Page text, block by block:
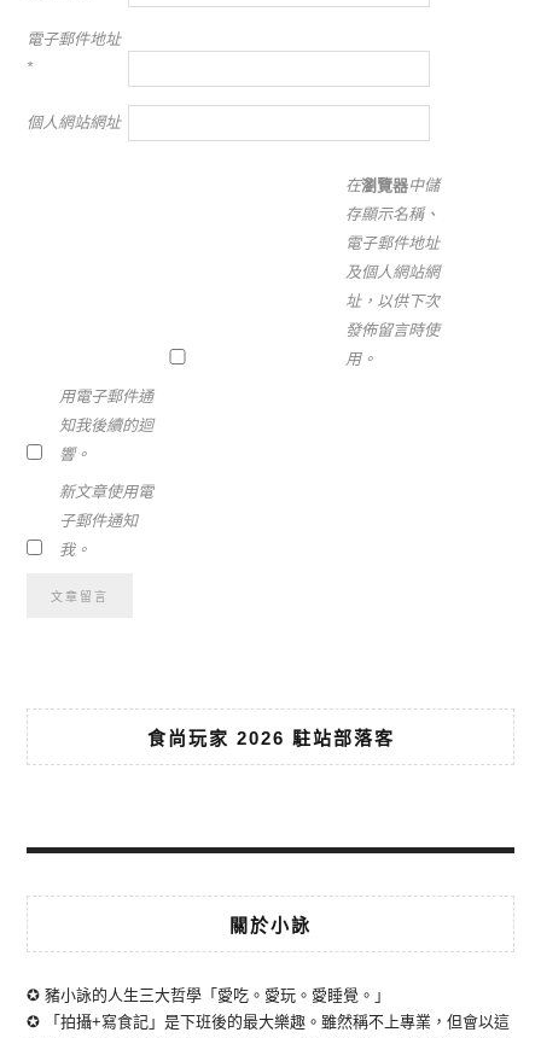
電子郵件地址
*
個人網站網址
在瀏覽器中儲
存顯示名稱、
電子郵件地址
及個人網站網
址，以供下次
發佈留言時使
用。
用電子郵件通
知我後續的迴
響。
新文章使用電
子郵件通知
我。
食尚玩家 2026 駐站部落客
關於小詠
✪ 豬小詠的人生三大哲學「愛吃。愛玩。愛睡覺。」
✪ 「拍攝+寫食記」是下班後的最大樂趣。雖然稱不上專業，但會以這